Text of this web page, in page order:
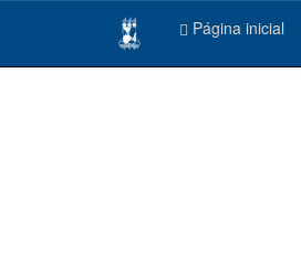
Página inicial